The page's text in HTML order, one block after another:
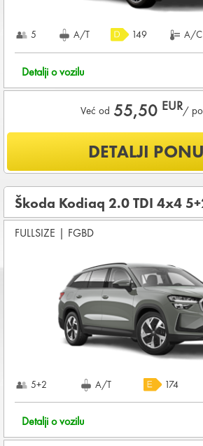
5 A/T 149 A/C
Detalji o vozilu
Već od 55,50 EUR/
Šta je uključeno u ponudu?
OSNOVNI PAKET OSIGURANJA od
(THW)
Koji su osnovni uslovi za najam vozila?
DEPOZIT NA KREDITNOJ KARTICI u
1.800,00 EUR+ iznosa najma
KOMPLETNI USLOVI
DETALJI
Škoda Kodiaq 2.0 TDI 4x4
FULLSIZE | FGBD
5+2 A/T 174
Detalji o vozilu